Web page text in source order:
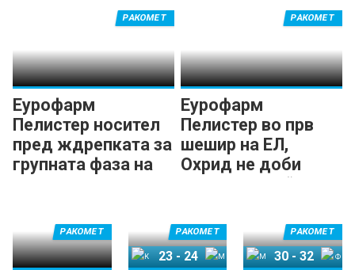
Еурофарм
Пелистер носител
пред ждрепката за
групната фаза на
РАКОМЕТ
Еурофарм
Пелистер во прв
шешир на ЕЛ,
Охрид не доби
„вајлд-карта“
РАКОМЕТ
РАКОМЕТ РАКОМЕТ
23- 24
РАКОМЕТ
30- 32